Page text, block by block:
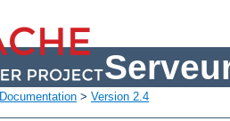
Documentation > Version 2.4